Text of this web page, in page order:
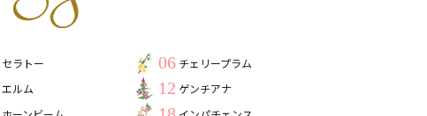
セラトー 06 チェリープラム
エルム 12 ゲンチアナ